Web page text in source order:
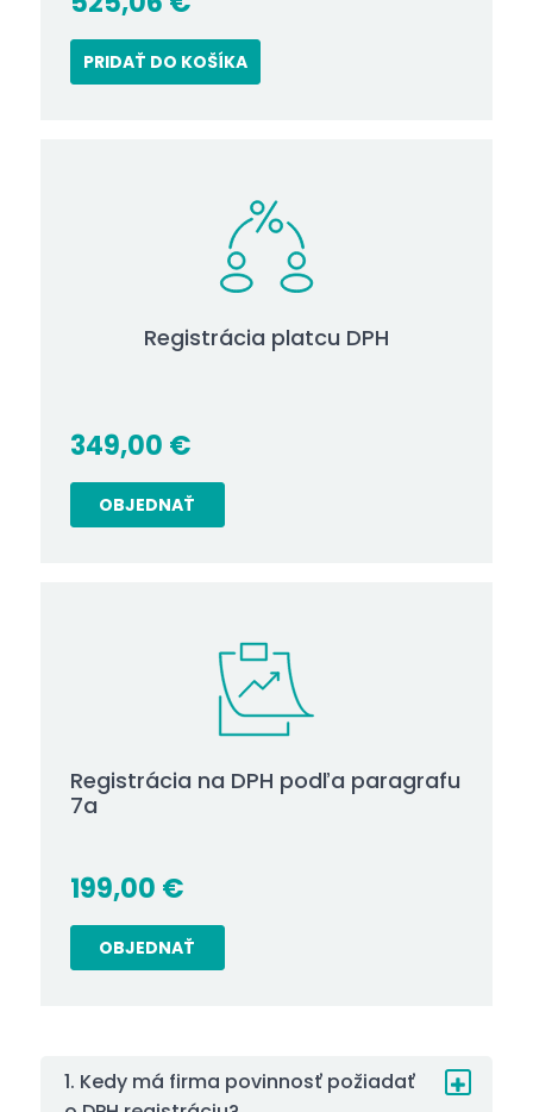
PRIDAŤ DO KOŠÍKA
Registrácia platcu DPH
349,00 €
OBJEDNAŤ
Registrácia na DPH podľa paragrafu
7a
199,00 €
OBJEDNAŤ
1. Kedy má firma povinnosť požiadať